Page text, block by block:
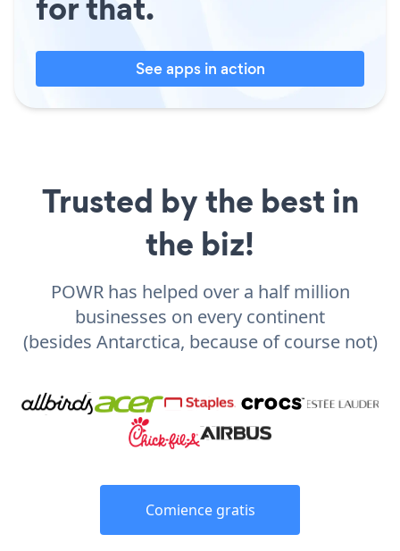
See apps in action
Trusted by the best in
the biz!
POWR has helped over a half million
businesses on every continent
(besides Antarctica, because of course not)
Comience gratis